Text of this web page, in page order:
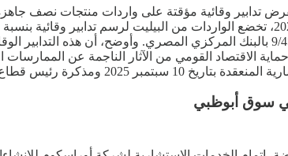
تدابير وقائية مؤقتة على واردات منتجات نصف
سوق أبوظبي